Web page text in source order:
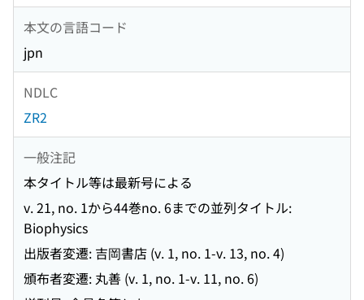
本文の言語コード
jpn
NDLC
ZR2
一般注記
本タイトル等は最新号による
v. 21, no. 1から44巻no. 6までの並列タイトル:
Biophysics
出版者変遷: 吉岡書店 (v. 1, no. 1-v. 13, no. 4)
頒布者変遷: 丸善 (v. 1, no. 1-v. 11, no. 6)